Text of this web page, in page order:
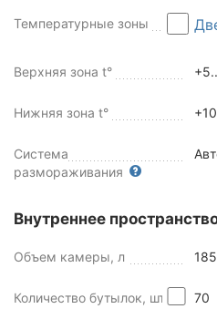
Температурные зоны
Верхняя зона t°
Нижняя зона t°
Система
размораживания
Внутреннее
Объем камеры, л 185
Количество бутылок, шт 70